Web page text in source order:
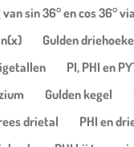
sin 36° en cos 36°
Gulden
PI, PHI en
Gulden kegel
drietal
PHI en